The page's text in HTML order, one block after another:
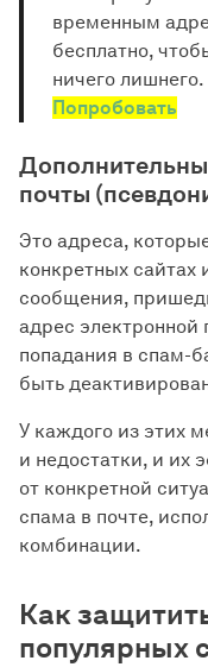
временным
бесплатно,
ничего лишнего.
Попробовать
почты
Это адреса,
конкретных сайтах
сообщения,
адрес
попадания в спам-
быть
У каждого из этих
и недостатки, и их
от конкретной
спама в почте,
комбинации.
Как
популярных